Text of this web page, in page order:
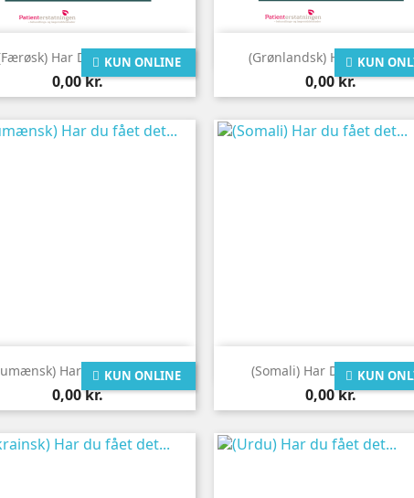
KUN ONLINE KUN
Har Du Fået Det...
Pris
0,00 kr.
KUN ONLINE
 Vis her (Grønlandsk) Har Du Fået...
Pris
0,00 kr.
KUN
 Vis her
Har Du Fået Det...
Pris
0,00 kr.
 Vis her (Somali) Har Du Fået Det...
Pris
0,00 kr.
 Vis her